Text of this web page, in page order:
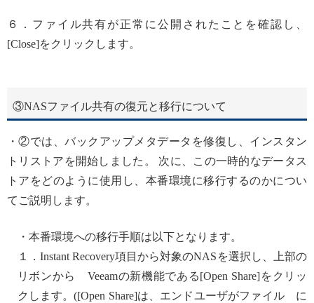
６．ファイル共有が正常に公開されたことを確認し、
[Close]をクリックします。
③NASファイル共有の復元と移行について
・②では、バックアップメタデータを修復し、インスタン
トリストアを開始しました。 次に、この一時的なデータス
トアをどのように使用し、本番環境に移行するのかについ
てご説明します。
・本番環境への移行手順は以下となります。
１．Instant Recovery項目から対象のNASを選択し、上部の
リボンから Veeamの新機能である[Open Share]をクリッ
クします。([Open Share]は、エンドユーザがファイル に